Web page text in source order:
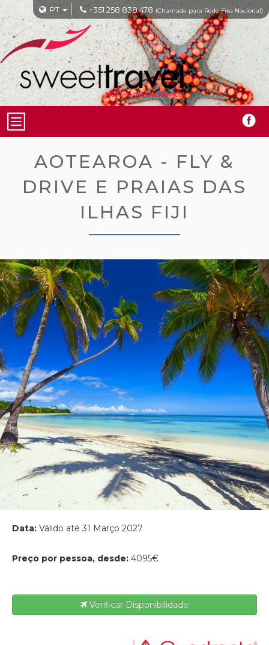
PT +351 258 838 478 (Chamada para Rede Fixa Nacional)
AOTEAROA - FLY &
DRIVE E PRAIAS DAS
ILHAS FIJI
Data: Válido até 31 Março 2027
Preço por pessoa, desde: 4095€
Verificar Disponibilidade